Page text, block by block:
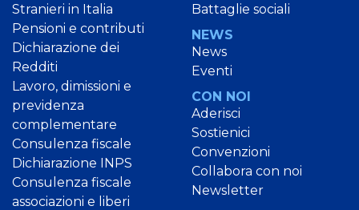
Stranieri in Italia
Pensioni e contributi
Dichiarazione dei
Redditi
Lavoro, dimissioni e
previdenza
complementare
Consulenza fiscale
Dichiarazione INPS
Consulenza fiscale
associazioni e liberi
Battaglie sociali
NEWS
News
Eventi
CON NOI
Aderisci
Sostienici
Convenzioni
Collabora con noi
Newsletter